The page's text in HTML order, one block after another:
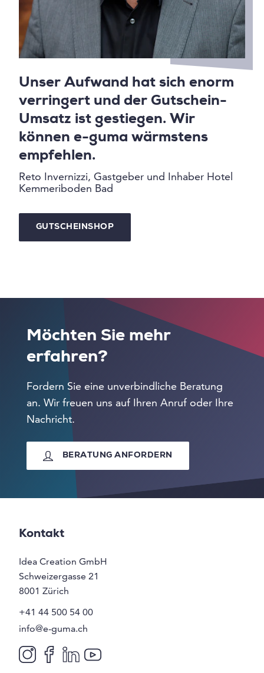
Unser Aufwand hat sich enorm
verringert und der Gutschein-
Umsatz ist gestiegen. Wir
können e-guma wärmstens
empfehlen.
Reto Invernizzi, Gastgeber und Inhaber Hotel
Kemmeriboden Bad
GUTSCHEINSHOP
Möchten Sie mehr
erfahren?
Fordern Sie eine unverbindliche Beratung
an. Wir freuen uns auf Ihren Anruf oder Ihre
Nachricht.
BERATUNG ANFORDERN
Kontakt
Idea Creation GmbH
Schweizergasse 21
8001 Zürich
+41 44 500 54 00
info@e-guma.ch